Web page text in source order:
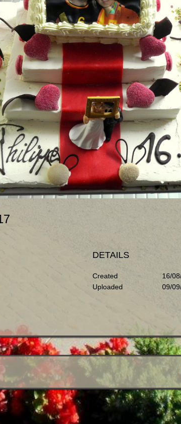
DETAILS
Created
16/
Uploaded
09/